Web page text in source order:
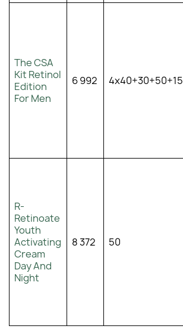
The CSA
Kit Retinol
Edition
For Men
6 992 4х40+30+50+15
R-
Retinoate
Youth
Activating
Cream
Day And
Night
8 372 50